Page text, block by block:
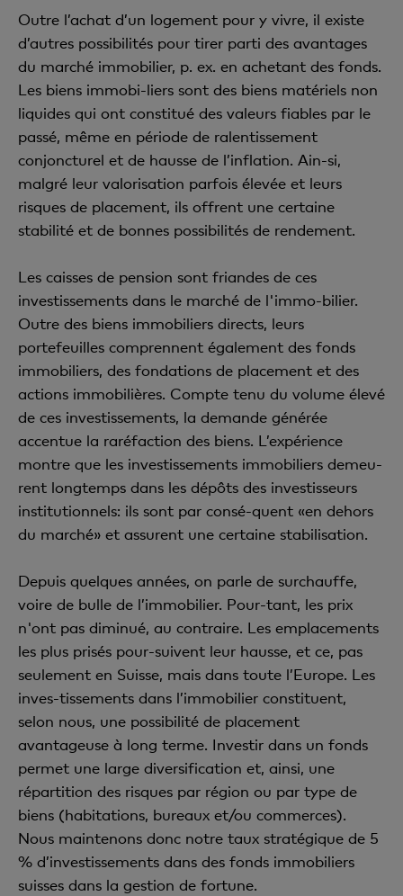
Outre l’achat d’un logement pour y vivre, il existe
d’autres possibilités pour tirer parti des avantages
du marché immobilier, p. ex. en achetant des fonds.
Les biens immobi-liers sont des biens matériels non
liquides qui ont constitué des valeurs fiables par le
passé, même en période de ralentissement
conjoncturel et de hausse de l’inflation. Ain-si,
malgré leur valorisation parfois élevée et leurs
risques de placement, ils offrent une certaine
stabilité et de bonnes possibilités de rendement.
Les caisses de pension sont friandes de ces
investissements dans le marché de l'immo-bilier.
Outre des biens immobiliers directs, leurs
portefeuilles comprennent également des fonds
immobiliers, des fondations de placement et des
actions immobilières. Compte tenu du volume élevé
de ces investissements, la demande générée
accentue la raréfaction des biens. L’expérience
montre que les investissements immobiliers demeu-
rent longtemps dans les dépôts des investisseurs
institutionnels: ils sont par consé-quent «en dehors
du marché» et assurent une certaine stabilisation.
Depuis quelques années, on parle de surchauffe,
voire de bulle de l’immobilier. Pour-tant, les prix
n'ont pas diminué, au contraire. Les emplacements
les plus prisés pour-suivent leur hausse, et ce, pas
seulement en Suisse, mais dans toute l’Europe. Les
inves-tissements dans l’immobilier constituent,
selon nous, une possibilité de placement
avantageuse à long terme. Investir dans un fonds
permet une large diversification et, ainsi, une
répartition des risques par région ou par type de
biens (habitations, bureaux et/ou commerces).
Nous maintenons donc notre taux stratégique de 5
% d’investissements dans des fonds immobiliers
suisses dans la gestion de fortune.